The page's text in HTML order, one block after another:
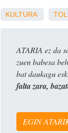
KULTURA
ATARIA ez da
zuen babesa
bat daukagu
falta zara,
EGIN